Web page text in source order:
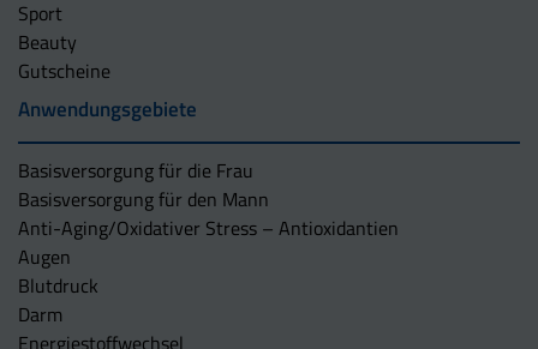
Sport
Beauty
Gutscheine
Anwendungsgebiete
Basisversorgung für die Frau
Basisversorgung für den Mann
Anti-Aging/Oxidativer Stress – Antioxidantien
Augen
Blutdruck
Darm
Energiestoffwechsel